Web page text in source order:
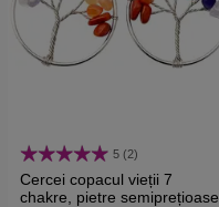
5 (2)
Cercei copacul vieții 7
chakre, pietre semiprețioase